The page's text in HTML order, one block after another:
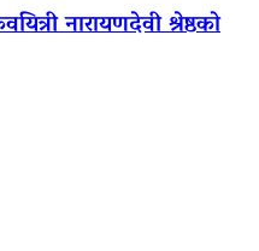
नारायणदेवी श्रेष्ठको